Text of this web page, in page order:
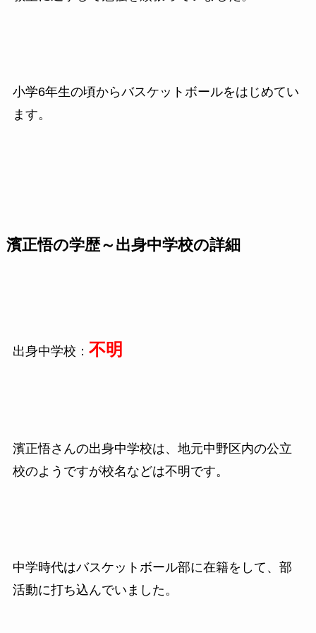
小学6年生の頃からバスケットボールをはじめてい
ます。
濱正悟の学歴～出身中学校の詳細
出身中学校： 不明
濱正悟さんの出身中学校は、地元中野区内の公立
校のようですが校名などは不明です。
中学時代はバスケットボール部に在籍をして、部
活動に打ち込んでいました。